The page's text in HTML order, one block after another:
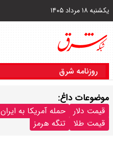
یکشنبه ۱۸ مرداد ۱۴۰۵
روزنامه شرق
موضوعات داغ:
قیمت دلار حمله آمریکا به ایران
قیمت طلا
تنگه هرمز